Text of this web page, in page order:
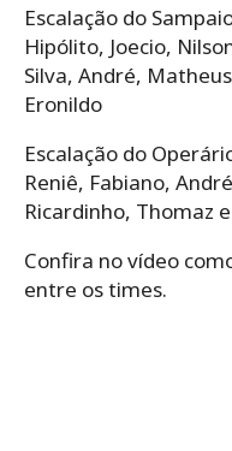
Escalação do
Hipólito, Joecio,
Silva, André,
Eronildo
Escalação do
Reniê, Fabiano,
Ricardinho, Thomaz
Confira no vídeo
entre os times.